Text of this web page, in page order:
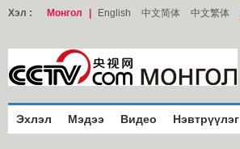
Хэл : Монгол English 中文简体 中文繁体
Эхлэл Мэдээ Видео Нэвтрүүлэг